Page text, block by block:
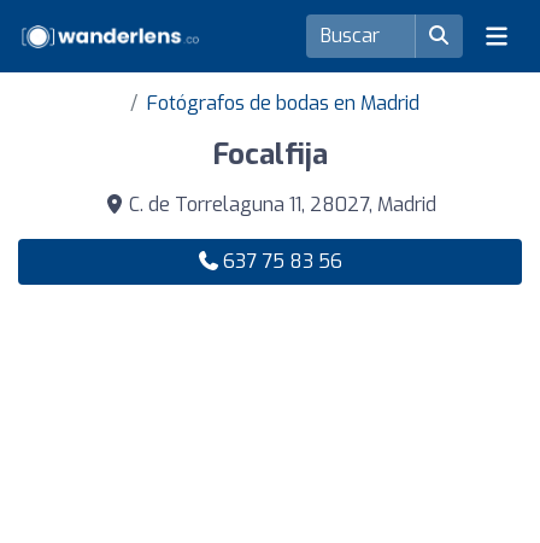
Fotógrafos de bodas en Madrid
Focalfija
C. de Torrelaguna 11, 28027, Madrid
637 75 83 56